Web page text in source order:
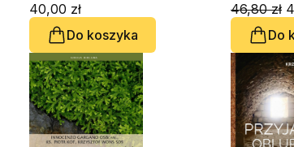
40,00 zł
Do koszyka
46,80 zł
Do